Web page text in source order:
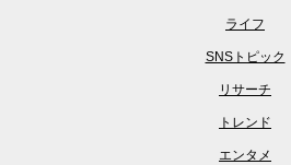
ライフ
SNSトピック
リサーチ
トレンド
エンタメ